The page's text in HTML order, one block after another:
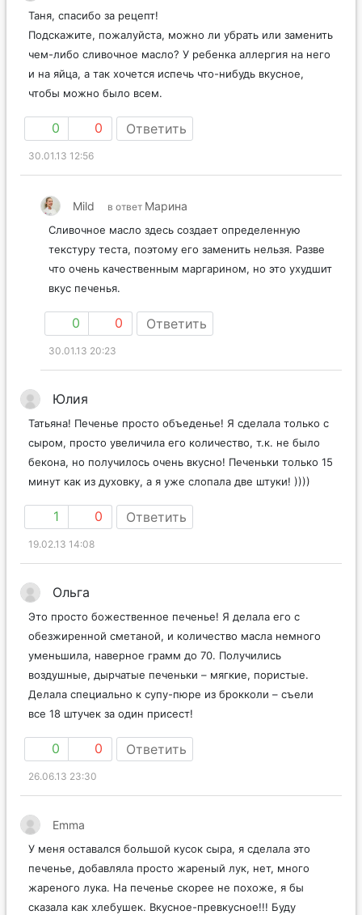
Таня, спасибо за рецепт!
Подскажите, пожалуйста, можно ли убрать или заменить
чем-либо сливочное масло? У ребенка аллергия на него
и на яйца, а так хочется испечь что-нибудь вкусное,
чтобы можно было всем.
0 0 Ответить
30.01.13 12:56
Mild в ответ Марина
Сливочное масло здесь создает определенную
текстуру теста, поэтому его заменить нельзя. Разве
что очень качественным маргарином, но это ухудшит
вкус печенья.
0 0 Ответить
30.01.13 20:23
Юлия
Татьяна! Печенье просто объеденье! Я сделала только с
сыром, просто увеличила его количество, т.к. не было
бекона, но получилось очень вкусно! Печеньки только 15
минут как из духовку, а я уже слопала две штуки! ))))
1 0 Ответить
19.02.13 14:08
Ольга
Это просто божественное печенье! Я делала его с
обезжиренной сметаной, и количество масла немного
уменьшила, наверное грамм до 70. Получились
воздушные, дырчатые печеньки – мягкие, пористые.
Делала специально к супу-пюре из брокколи – съели
все 18 штучек за один присест!
0 0 Ответить
26.06.13 23:30
Emma
У меня оставался большой кусок сыра, я сделала это
печенье, добавляла просто жареный лук, нет, много
жареного лука. На печенье скорее не похоже, я бы
сказала как хлебушек. Вкусное-превкусное!!! Буду